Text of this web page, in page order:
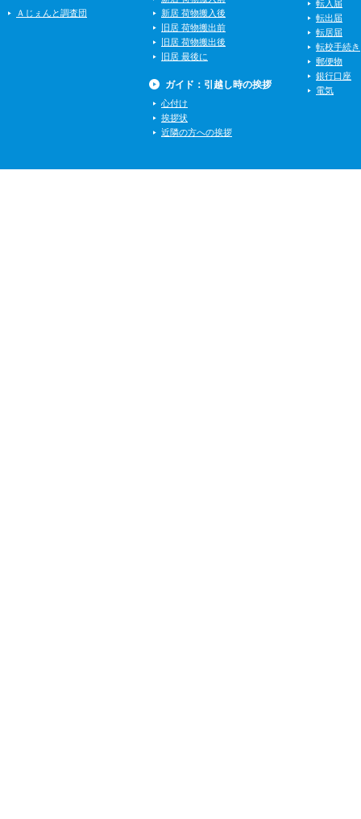
Ａじぇんと調査団
新居 荷物搬入後
旧居 荷物搬出前
旧居 荷物搬出後
旧居 最後に
ガイド：引越し時の挨拶
心付け
挨拶状
近隣の方への挨拶
転入届
転出届
転居届
転校手続き
郵便物
銀行口座
電気